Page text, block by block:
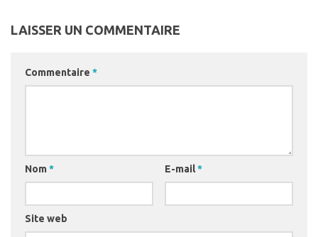
LAISSER UN COMMENTAIRE
Commentaire *
Nom * E-mail*
Site web